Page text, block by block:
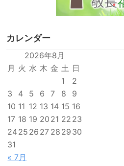
カレンダー
2026年8月
月 火 水 木 金 土 日
« 7月
1
2
3
4 5 6 7 8
9
10 11 12 13 14 15 16
17 18 19 20 21 22 23
2425 26 27 28 29 30
31